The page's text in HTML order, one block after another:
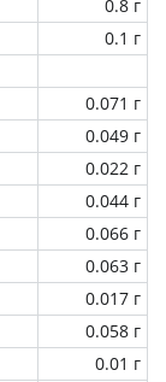
0.8 г
0.1 г
0.071 г
0.049 г
0.022 г
0.044 г
0.066 г
0.063 г
0.017 г
0.058 г
0.01 г